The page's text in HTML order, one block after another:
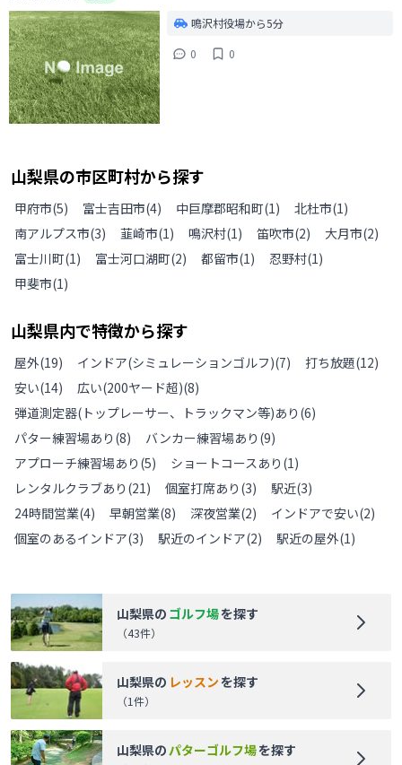
鳴沢村役場から5分
0
0
山梨県の市区町村から探す
甲府市(5) 富士吉田市(4) 中巨摩郡昭和町(1) 北杜市(1)
南アルプス市(3) 韮崎市(1) 鳴沢村(1) 笛吹市(2) 大月市(2)
富士川町(1) 富士河口湖町(2) 都留市(1) 忍野村(1)
甲斐市(1)
山梨県内で特徴から探す
屋外(19) インドア(シミュレーションゴルフ)(7) 打ち放題(12)
安い(14) 広い(200ヤード超)(8)
弾道測定器(トップレーサー、トラックマン等)あり (6)
パター練習場あり (8) バンカー練習場あり (9)
アプローチ練習場あり (5) ショートコースあり (1)
レンタルクラブあり (21) 個室打席あり (3) 駅近(3)
24時間営業(4) 早朝営業(8) 深夜営業(2) インドアで安い(2)
個室のあるインドア(3) 駅近のインドア(2) 駅近の屋外(1)
山梨県の ゴルフ場を探す
（43件）
山梨県の レッスンを探す
（1件）
山梨県のパターゴルフ場を探す